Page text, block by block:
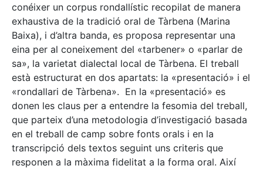
conéixer un corpus rondallístic recopilat de manera
exhaustiva de la tradició oral de Tàrbena (Marina
Baixa), i d’altra banda, es proposa representar una
eina per al coneixement del «tarbener» o «parlar de
sa», la varietat dialectal local de Tàrbena. El treball
està estructurat en dos apartats: la «presentació» i el
«rondallari de Tàrbena». En la «presentació» es
donen les claus per a entendre la fesomia del treball,
que parteix d’una metodologia d’investigació basada
en el treball de camp sobre fonts orals i en la
transcripció dels textos seguint uns criteris que
responen a la màxima fidelitat a la forma oral. Així